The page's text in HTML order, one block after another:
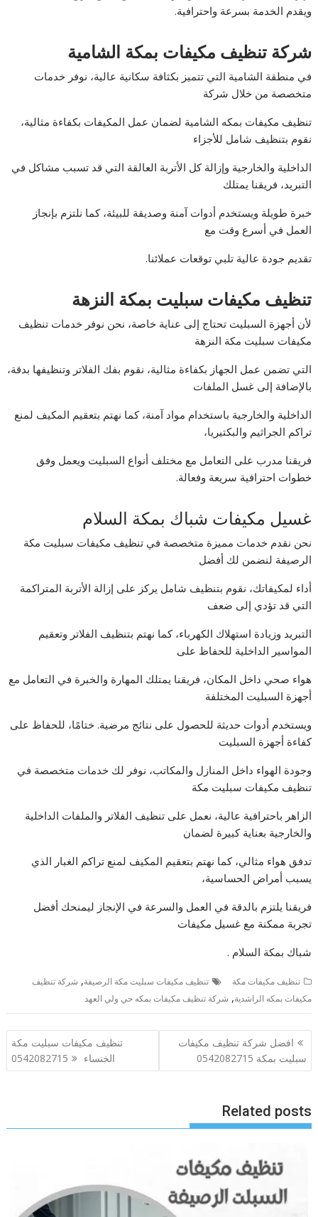
ويقدم الخدمة بسرعة واحترافية.
شركة تنظيف مكيفات بمكة الشامية
في منطقة الشامية التي تتميز بكثافة سكانية عالية، نوفر خدمات
متخصصة من خلال شركة
تنظيف مكيفات بمكه الشامية لضمان عمل المكيفات بكفاءة مثالية،
نقوم بتنظيف شامل للأجزاء
الداخلية والخارجية وإزالة كل الأتربة العالقة التي قد تسبب مشاكل في
التبريد، فريقنا يمتلك
خبرة طويلة ويستخدم أدوات آمنة وصديقة للبيئة، كما نلتزم بإنجاز
العمل في أسرع وقت مع
تقديم جودة عالية تلبي توقعات عملائنا.
تنظيف مكيفات سبليت بمكة النزهة
لأن أجهزة السبليت تحتاج إلى عناية خاصة، نحن نوفر خدمات تنظيف
مكيفات سبليت مكة النزهة
التي تضمن عمل الجهاز بكفاءة مثالية، نقوم بفك الفلاتر وتنظيفها بدقة،
بالإضافة إلى غسل الملفات
الداخلية والخارجية باستخدام مواد آمنة، كما نهتم بتعقيم المكيف لمنع
تراكم الجراثيم والبكتيريا،
فريقنا مدرب على التعامل مع مختلف أنواع السبليت ويعمل وفق
خطوات احترافية سريعة وفعالة.
غسيل مكيفات شباك بمكة السلام
نحن نقدم خدمات مميزة متخصصة في تنظيف مكيفات سبليت مكة
الرصيفة لنضمن لك أفضل
أداء لمكيفاتك، نقوم بتنظيف شامل يركز على إزالة الأتربة المتراكمة
التي قد تؤدي إلى ضعف
التبريد وزيادة استهلاك الكهرباء، كما نهتم بتنظيف الفلاتر وتعقيم
المواسير الداخلية للحفاظ على
هواء صحي داخل المكان، فريقنا يمتلك المهارة والخبرة في التعامل مع
أجهزة السبليت المختلفة
ويستخدم أدوات حديثة للحصول على نتائج مرضية. ختامًا، للحفاظ على
كفاءة أجهزة السبليت
وجودة الهواء داخل المنازل والمكاتب، نوفر لك خدمات متخصصة في
تنظيف مكيفات سبليت مكة
الزاهر باحترافية عالية، نعمل على تنظيف الفلاتر والملفات الداخلية
والخارجية بعناية كبيرة لضمان
تدفق هواء مثالي، كما نهتم بتعقيم المكيف لمنع تراكم الغبار الذي
يسبب أمراض الحساسية،
فريقنا يلتزم بالدقة في العمل والسرعة في الإنجاز ليمنحك أفضل
تجربة ممكنة مع غسيل مكيفات
شباك بمكة السلام .
تنظيف مكيفات مكة تنظيف مكيفات سبليت مكة الرصيفة, شركة تنظيف
مكيفات بمكه الراشدية, شركة تنظيف مكيفات بمكه حي ولي العهد
تصفّح
المقالات
افضل شركة تنظيف مكيفات
سبليت بمكة 0542082715
تنظيف مكيفات سبليت مكة
الخنساء 0542082715
Related posts